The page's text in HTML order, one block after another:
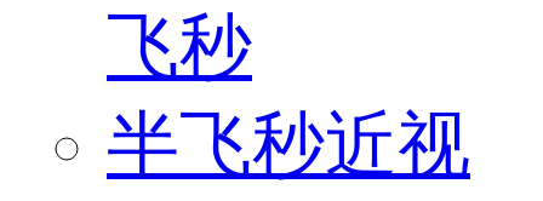
飞秒
半飞秒近视